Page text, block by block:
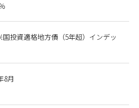
国投資適格地方債（5年超）インデッ
8月